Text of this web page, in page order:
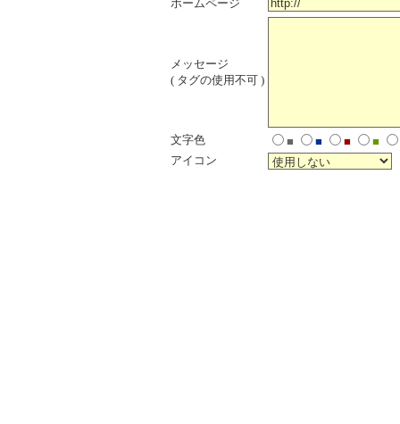
ホームページ
メッセージ
( タグの使用不可 )
文字色 ■ ■ ■
■
アイコン